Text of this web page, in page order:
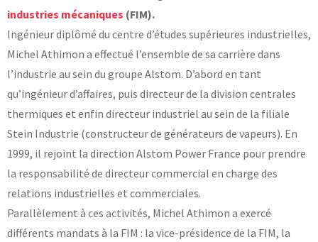
Laboratoires communs
Carnot
Fondation Cetim
Publications scientifiques
Librairie
AGRÉMENTS ET RECONNAISSANCES QSE
Certifications qualité
Cofrac Étalonnage
Cofrac Essai
MASE
Notifications CE
Agréments internationaux
Agrément ministériel
Certifications Cofrend
Nos valeurs
Gouvernance
Rapports - Publications
Vidéo de présentation
Historique
Charte développement durable
Égalité Femmes/Hommes
Information pratiques
Mentions légales
Données personnelles
Conditions générales de vente
industries mécaniques (FIM).
Ingénieur diplômé du centre d’études supérieures industrielles,
Michel Athimon a effectué l’ensemble de sa carrière dans
l’industrie au sein du groupe Alstom. D’abord en tant
qu’ingénieur d’affaires, puis directeur de la division centrales
thermiques et enfin directeur industriel au sein de la filiale
Stein Industrie (constructeur de générateurs de vapeurs). En
1999, il rejoint la direction Alstom Power France pour prendre
la responsabilité de directeur commercial en charge des
relations industrielles et commerciales.
Parallèlement à ces activités, Michel Athimon a exercé
différents mandats à la FIM : la vice-présidence de la FIM, la